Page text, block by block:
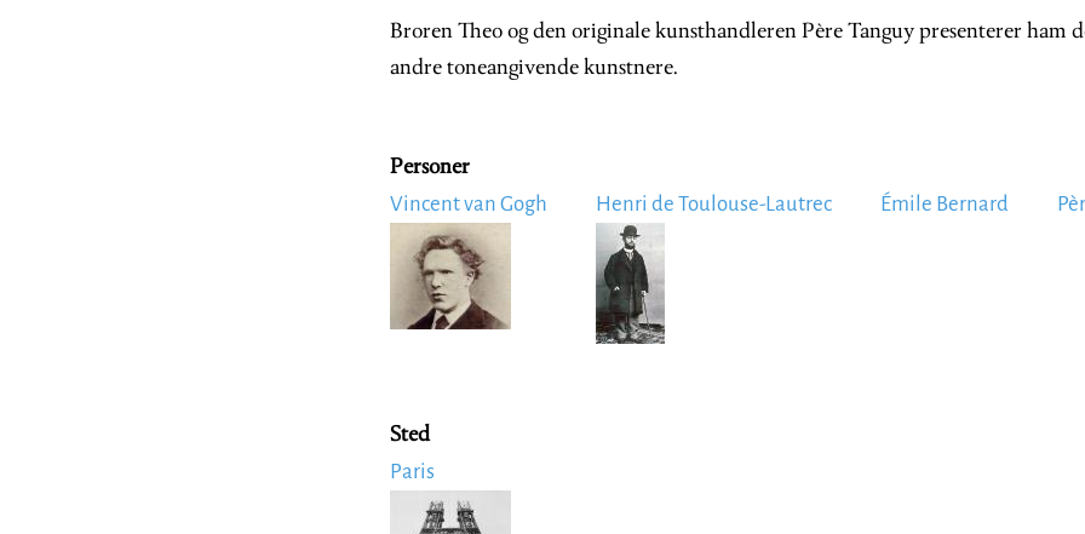
Broren Theo og den originale kunsthandleren Père Tanguy presenterer ham
andre toneangivende kunstnere.
Personer
Vincent van Gogh
Image
Henri de Toulouse-Lautrec
Image
Émile Bernard
Sted
Paris
Image